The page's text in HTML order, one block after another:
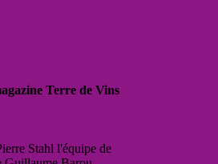
Terre de Vins
Stahl l'équipe de